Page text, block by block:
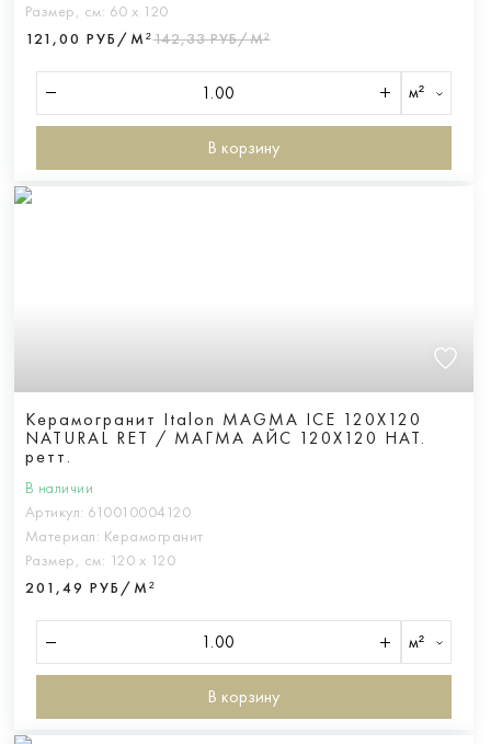
Размер, см: 60 х 120
121,00 РУБ/М²142,33 РУБ/М²
м²
В корзину
Керамогранит Italon MAGMA ICE 120X120
NATURAL RET / МАГМА АЙС 120X120 НАТ.
ретт.
В наличии
Артикул: 610010004120
Материал: Керамогранит
Размер, см: 120 х 120
201,49 РУБ/М²
м²
В корзину